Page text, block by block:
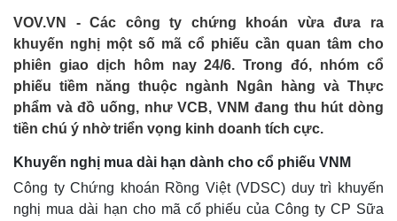
VOV.VN - Các công ty chứng khoán vừa đưa ra
khuyến nghị một số mã cổ phiếu cần quan tâm cho
phiên giao dịch hôm nay 24/6. Trong đó, nhóm cổ
phiếu tiềm năng thuộc ngành Ngân hàng và Thực
phẩm và đồ uống, như VCB, VNM đang thu hút dòng
tiền chú ý nhờ triển vọng kinh doanh tích cực.
Khuyến nghị mua dài hạn dành cho cổ phiếu VNM
Công ty Chứng khoán Rồng Việt (VDSC) duy trì khuyến
nghị mua dài hạn cho mã cổ phiếu của Công ty CP Sữa